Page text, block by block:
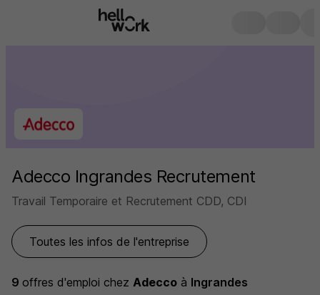
Adecco Ingrandes Recrutement
Travail Temporaire et Recrutement CDD, CDI
Toutes les infos de l'entreprise
9 offres d'emploi chez Adecco à Ingrandes